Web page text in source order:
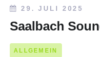
29. JULI 2025
Saalbach
ALLGEMEIN